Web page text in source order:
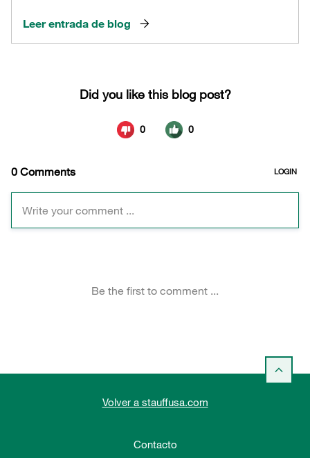
Leer entrada de blog
Volver a stauffusa.com
Contacto